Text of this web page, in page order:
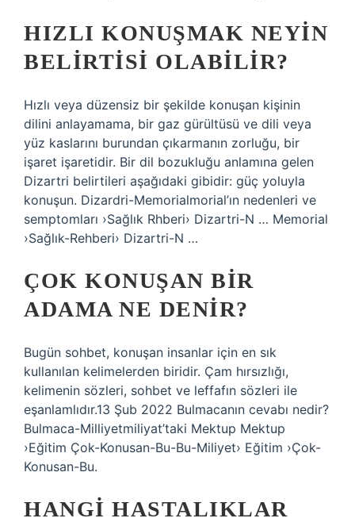
HIZLI KONUŞMAK NEYIN
BELIRTISI OLABILIR?
Hızlı veya düzensiz bir şekilde konuşan kişinin
dilini anlayamama, bir gaz gürültüsü ve dili veya
yüz kaslarını burundan çıkarmanın zorluğu, bir
işaret işaretidir. Bir dil bozukluğu anlamına gelen
Dizartri belirtileri aşağıdaki gibidir: güç yoluyla
konuşun. Dizardri-Memorialmorial’ın nedenleri ve
semptomları ›Sağlık Rhberi› Dizartri-N … Memorial
›Sağlık-Rehberi› Dizartri-N …
ÇOK KONUŞAN BIR
ADAMA NE DENIR?
Bugün sohbet, konuşan insanlar için en sık
kullanılan kelimelerden biridir. Çam hırsızlığı,
kelimenin sözleri, sohbet ve leffafın sözleri ile
eşanlamlıdır.13 Şub 2022 Bulmacanın cevabı nedir?
Bulmaca-Milliyetmiliyat’taki Mektup Mektup
›Eğitim Çok-Konusan-Bu-Bu-Miliyet› Eğitim ›Çok-
Konusan-Bu.
HANGI HASTALIKLAR